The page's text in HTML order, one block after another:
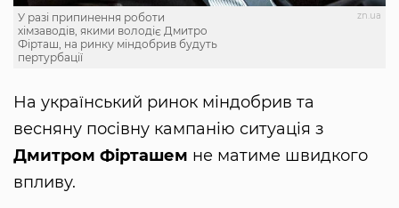
zn.ua
У разі припинення роботи
хімзаводів, якими володіє Дмитро
Фірташ, на ринку міндобрив будуть
пертурбації
На український ринок міндобрив та
весняну посівну кампанію ситуація з
Дмитром Фірташем не матиме швидкого
впливу.